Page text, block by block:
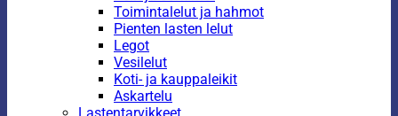
Toimintalelut ja hahmot
Pienten lasten lelut
Legot
Vesilelut
Koti- ja kauppaleikit
Askartelu